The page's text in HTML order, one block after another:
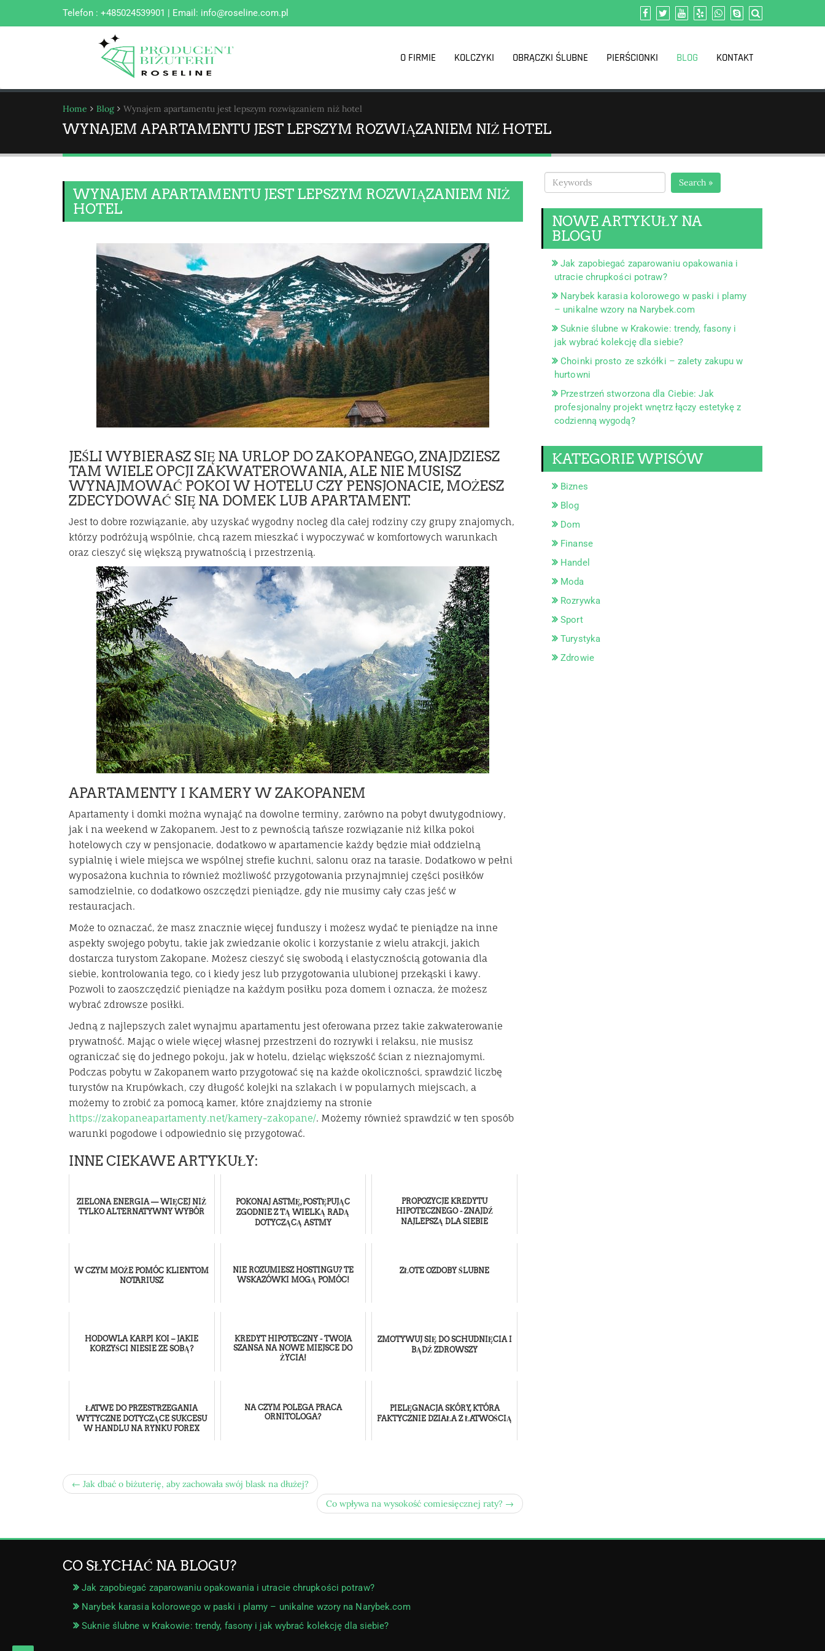
Telefon : +485024539901 | Email: info@roseline.com.pl
O FIRMIE KOLCZYKI OBRĄCZKI ŚLUBNE PIERŚCIONKI BLOG KONTAKT
Home Blog Wynajem apartamentu jest lepszym rozwiązaniem niż hotel
WYNAJEM APARTAMENTU JEST LEPSZYM ROZWIĄZANIEM NIŻ HOTEL
WYNAJEM APARTAMENTU JEST LEPSZYM ROZWIĄZANIEM NIŻ
HOTEL
JEŚLI WYBIERASZ SIĘ NA URLOP DO ZAKOPANEGO, ZNAJDZIESZ
TAM WIELE OPCJI ZAKWATEROWANIA, ALE NIE MUSISZ
WYNAJMOWAĆ POKOI W HOTELU CZY PENSJONACIE, MOŻESZ
ZDECYDOWAĆ SIĘ NA DOMEK LUB APARTAMENT.
Jest to dobre rozwiązanie, aby uzyskać wygodny nocleg dla całej rodziny czy grupy znajomych,
którzy podróżują wspólnie, chcą razem mieszkać i wypoczywać w komfortowych warunkach
oraz cieszyć się większą prywatnością i przestrzenią.
APARTAMENTY I KAMERY W ZAKOPANEM
Apartamenty i domki można wynająć na dowolne terminy, zarówno na pobyt dwutygodniowy,
jak i na weekend w Zakopanem. Jest to z pewnością tańsze rozwiązanie niż kilka pokoi
hotelowych czy w pensjonacie, dodatkowo w apartamencie każdy będzie miał oddzielną
sypialnię i wiele miejsca we wspólnej strefie kuchni, salonu oraz na tarasie. Dodatkowo w pełni
wyposażona kuchnia to również możliwość przygotowania przynajmniej części posiłków
samodzielnie, co dodatkowo oszczędzi pieniądze, gdy nie musimy cały czas jeść w
restauracjach.
Może to oznaczać, że masz znacznie więcej funduszy i możesz wydać te pieniądze na inne
aspekty swojego pobytu, takie jak zwiedzanie okolic i korzystanie z wielu atrakcji, jakich
dostarcza turystom Zakopane. Możesz cieszyć się swobodą i elastycznością gotowania dla
siebie, kontrolowania tego, co i kiedy jesz lub przygotowania ulubionej przekąski i kawy.
Pozwoli to zaoszczędzić pieniądze na każdym posiłku poza domem i oznacza, że możesz
wybrać zdrowsze posiłki.
Jedną z najlepszych zalet wynajmu apartamentu jest oferowana przez takie zakwaterowanie
prywatność. Mając o wiele więcej własnej przestrzeni do rozrywki i relaksu, nie musisz
ograniczać się do jednego pokoju, jak w hotelu, dzieląc większość ścian z nieznajomymi.
Podczas pobytu w Zakopanem warto przygotować się na każde okoliczności, sprawdzić liczbę
turystów na Krupówkach, czy długość kolejki na szlakach i w popularnych miejscach, a
możemy to zrobić za pomocą kamer, które znajdziemy na stronie
https://zakopaneapartamenty.net/kamery-zakopane/. Możemy również sprawdzić w ten sposób
warunki pogodowe i odpowiednio się przygotować.
INNE CIEKAWE ARTYKUŁY:
ZIELONA ENERGIA — WIĘCEJ NIŻ
TYLKO ALTERNATYWNY WYBÓR
POKONAJ ASTMĘ, POSTĘPUJĄC
ZGODNIE Z TĄ WIELKĄ RADĄ
DOTYCZĄCĄ ASTMY
PROPOZYCJE KREDYTU
HIPOTECZNEGO - ZNAJDŹ
NAJLEPSZĄ DLA SIEBIE
W CZYM MOŻE POMÓC KLIENTOM
NOTARIUSZ
NIE ROZUMIESZ HOSTINGU? TE
WSKAZÓWKI MOGĄ POMÓC!
ZŁOTE OZDOBY ŚLUBNE
HODOWLA KARPI KOI – JAKIE
KORZYŚCI NIESIE ZE SOBĄ?
KREDYT HIPOTECZNY - TWOJA
SZANSA NA NOWE MIEJSCE DO
ŻYCIA!
ZMOTYWUJ SIĘ DO SCHUDNIĘCIA I
BĄDŹ ZDROWSZY
ŁATWE DO PRZESTRZEGANIA
WYTYCZNE DOTYCZĄCE SUKCESU
W HANDLU NA RYNKU FOREX
NA CZYM POLEGA PRACA
ORNITOLOGA?
PIELĘGNACJA SKÓRY, KTÓRA
FAKTYCZNIE DZIAŁA Z ŁATWOŚCIĄ
← Jak dbać o biżuterię, aby zachowała swój blask na dłużej?
Co wpływa na wysokość comiesięcznej raty? →
Search »
NOWE ARTYKUŁY NA
BLOGU
Jak zapobiegać zaparowaniu opakowania i
utracie chrupkości potraw?
Narybek karasia kolorowego w paski i plamy
– unikalne wzory na Narybek.com
Suknie ślubne w Krakowie: trendy, fasony i
jak wybrać kolekcję dla siebie?
Choinki prosto ze szkółki – zalety zakupu w
hurtowni
Przestrzeń stworzona dla Ciebie: Jak
profesjonalny projekt wnętrz łączy estetykę z
codzienną wygodą?
KATEGORIE WPISÓW
Biznes
Blog
Dom
Finanse
Handel
Moda
Rozrywka
Sport
Turystyka
Zdrowie
CO SŁYCHAĆ NA BLOGU?
Jak zapobiegać zaparowaniu opakowania i utracie chrupkości potraw?
Narybek karasia kolorowego w paski i plamy – unikalne wzory na Narybek.com
Suknie ślubne w Krakowie: trendy, fasony i jak wybrać kolekcję dla siebie?